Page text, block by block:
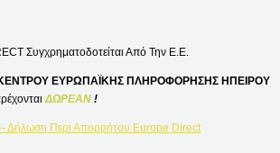
Συγχρηματοδοτείται Από Την Ε.Ε.
ΕΥΡΩΠΑΪΚΗΣ ΠΛΗΡΟΦΟΡΗΣΗΣ ΗΠΕΙΡΟΥ
ΔΩΡΕΑΝ !
Δήλωση Περί Απορρήτου Europe Direct